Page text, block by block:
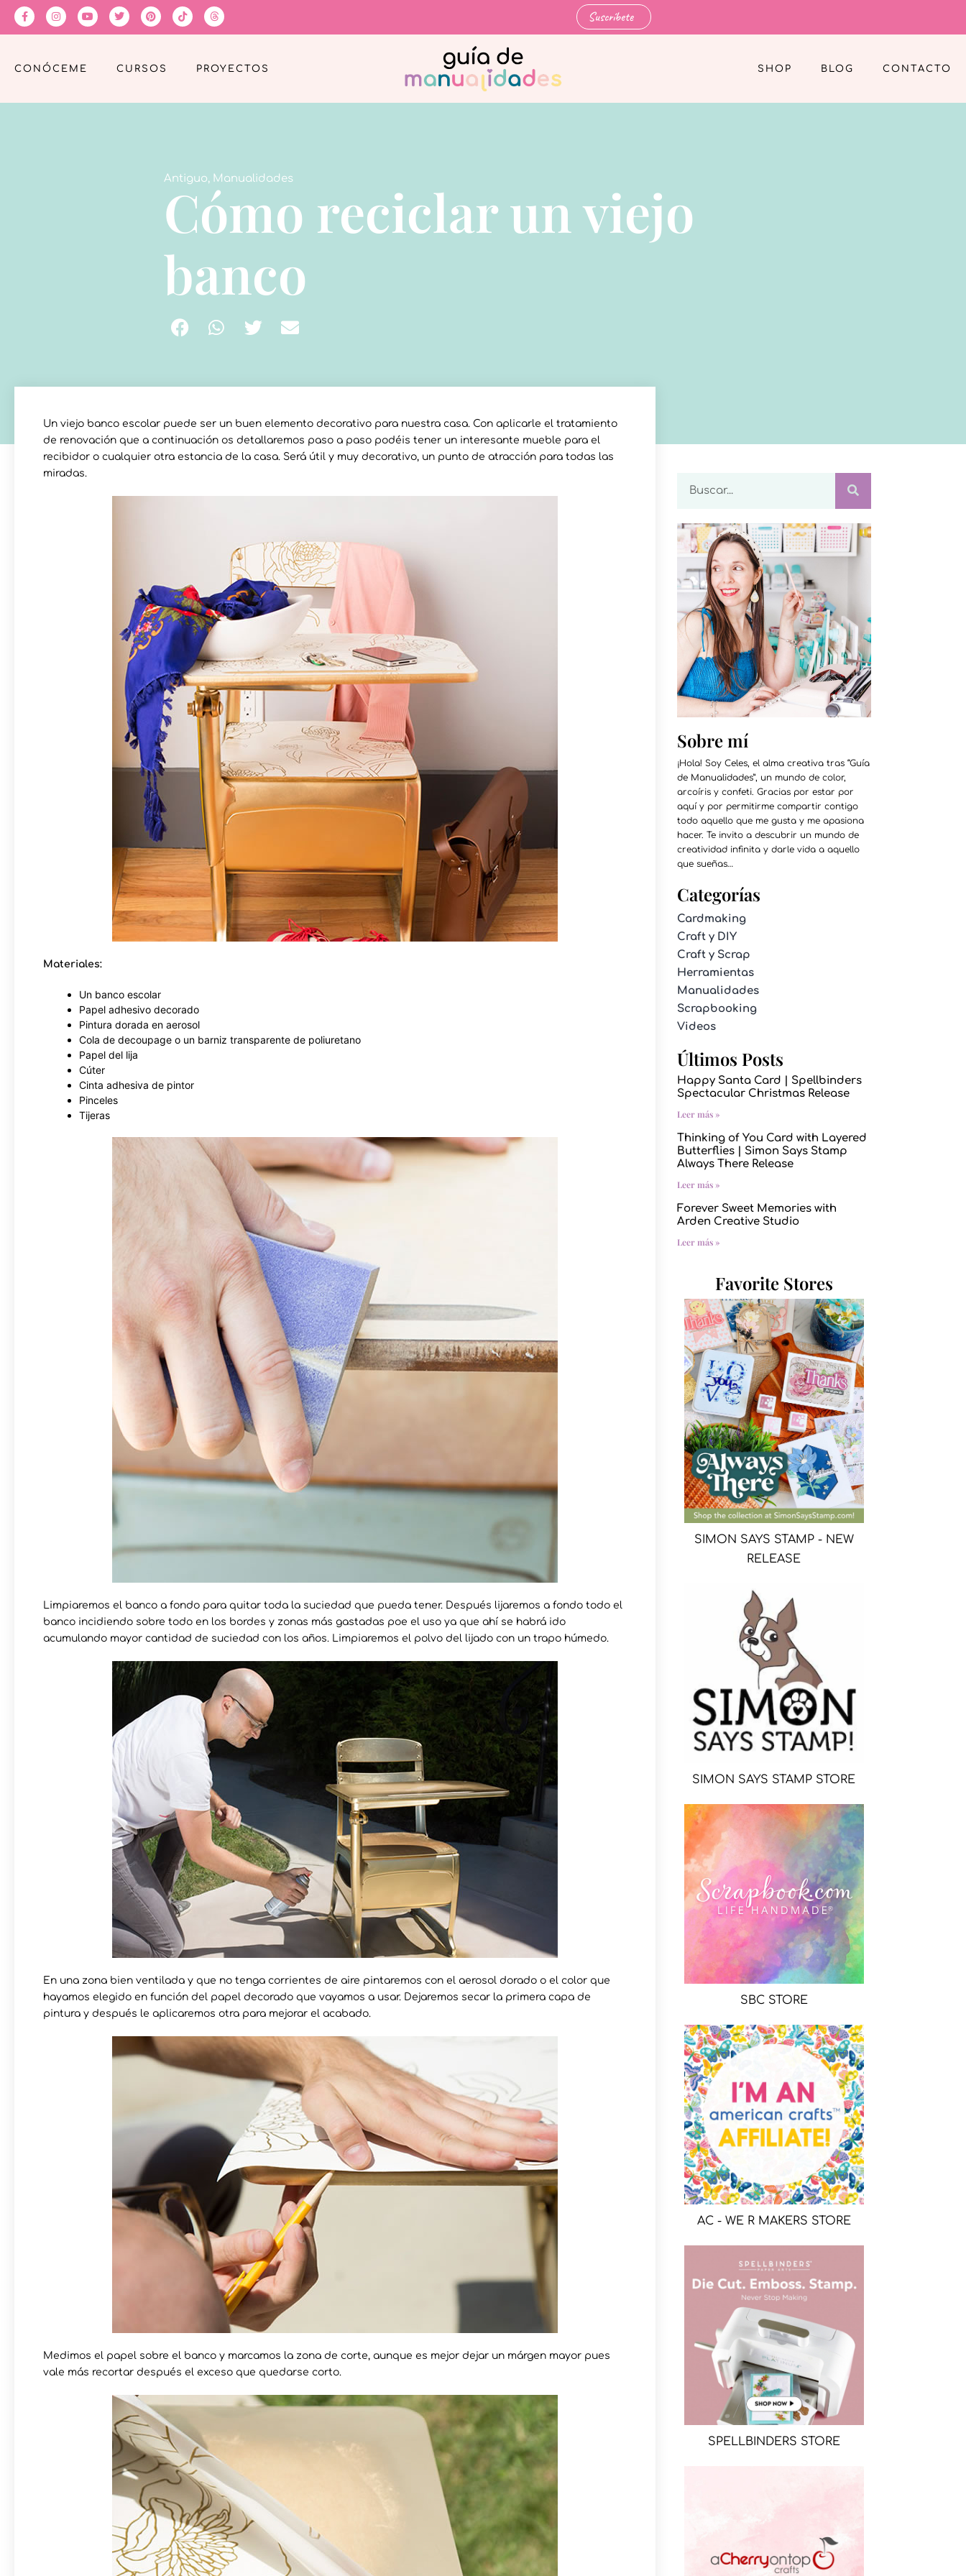
Suscríbete
CONÓCEME CURSOS PROYECTOS SHOP BLOG CONTACTO
Antiguo, Manualidades
Cómo reciclar un viejo
banco
Un viejo banco escolar puede ser un buen elemento decorativo para nuestra casa. Con aplicarle el tratamiento
de renovación que a continuación os detallaremos paso a paso podéis tener un interesante mueble para el
recibidor o cualquier otra estancia de la casa. Será útil y muy decorativo, un punto de atracción para todas las
miradas.
Materiales:
Un banco escolar
Papel adhesivo decorado
Pintura dorada en aerosol
Cola de decoupage o un barniz transparente de poliuretano
Papel del lija
Cúter
Cinta adhesiva de pintor
Pinceles
Tijeras
Limpiaremos el banco a fondo para quitar toda la suciedad que pueda tener. Después lijaremos a fondo todo el
banco incidiendo sobre todo en los bordes y zonas más gastadas poe el uso ya que ahí se habrá ido
acumulando mayor cantidad de suciedad con los años. Limpiaremos el polvo del lijado con un trapo húmedo.
En una zona bien ventilada y que no tenga corrientes de aire pintaremos con el aerosol dorado o el color que
hayamos elegido en función del papel decorado que vayamos a usar. Dejaremos secar la primera capa de
pintura y después le aplicaremos otra para mejorar el acabado.
Medimos el papel sobre el banco y marcamos la zona de corte, aunque es mejor dejar un márgen mayor pues
vale más recortar después el exceso que quedarse corto.
Sobre mí
¡Hola! Soy Celes, el alma creativa tras “Guía
de Manualidades”, un mundo de color,
arcoíris y confeti. Gracias por estar por
aquí y por permitirme compartir contigo
todo aquello que me gusta y me apasiona
hacer. Te invito a descubrir un mundo de
creatividad infinita y darle vida a aquello
que sueñas…
Categorías
Cardmaking
Craft y DIY
Craft y Scrap
Herramientas
Manualidades
Scrapbooking
Videos
Últimos Posts
Happy Santa Card | Spellbinders
Spectacular Christmas Release
Leer más »
Thinking of You Card with Layered
Butterflies | Simon Says Stamp
Always There Release
Leer más »
Forever Sweet Memories with
Arden Creative Studio
Leer más »
Favorite Stores
SIMON SAYS STAMP - NEW
RELEASE
SIMON SAYS STAMP STORE
SBC STORE
AC - WE R MAKERS STORE
SPELLBINDERS STORE